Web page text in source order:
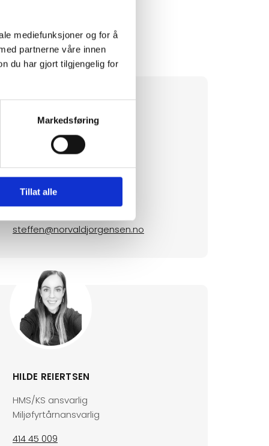
mediefunksjoner og for å
partnerne våre innen
du har gjort tilgjengelig for
Markedsføring
Tillat alle
STEFFEN PEDERSEN
Anleggsleder
steffen@norvaldjorgensen.no
HILDE REIERTSEN
HMS/KS ansvarlig
Miljøfyrtårnansvarlig
414 45 009